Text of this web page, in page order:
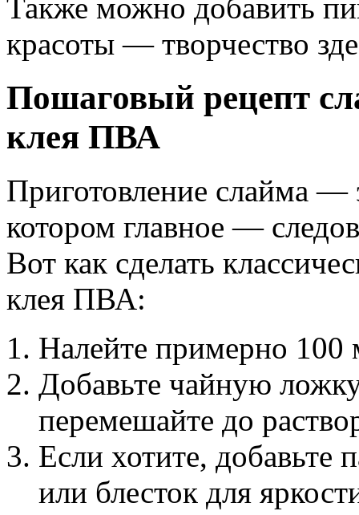
Также можно добавить
красоты — творчество
Пошаговый рецепт
клея ПВА
Приготовление слайма —
котором главное —
Вот как сделать
клея ПВА:
Налейте примерно
Добавьте чайную
перемешайте до
Если хотите, добавьте
или блесток для